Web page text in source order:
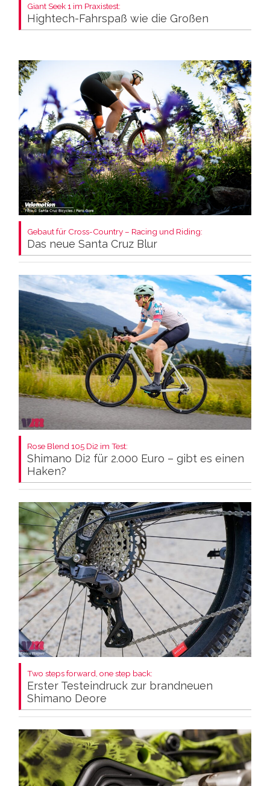
Giant Seek 1 im Praxistest:
Hightech-Fahrspaß wie die Großen
Gebaut für Cross-Country – Racing und Riding:
Das neue Santa Cruz Blur
Rose Blend 105 Di2 im Test:
Shimano Di2 für 2.000 Euro – gibt es einen
Haken?
Two steps forward, one step back:
Erster Testeindruck zur brandneuen
Shimano Deore